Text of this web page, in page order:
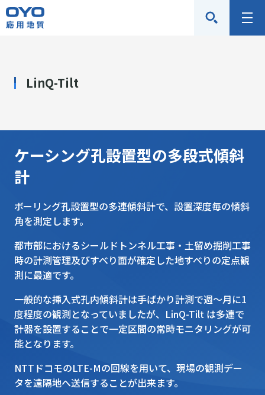
応
用
社
メ
LinQ-Tilt
ケーシング孔設置型の多段式傾斜
計
ボーリング孔設置型の多連傾斜計で、設置深度毎の傾斜
角を測定します。
都市部におけるシールドトンネル工事・土留め掘削工事
時の計測管理及びすべり面が確定した地すべりの定点観
測に最適です。
一般的な挿入式孔内傾斜計は手ばかり計測で週～月に1
度程度の観測となっていましたが、LinQ-Tilt は多連で
計器を設置することで一定区間の常時モニタリングが可
能となります。
NTTドコモのLTE-Mの回線を用いて、現場の観測デー
タを遠隔地へ送信することが出来ます。